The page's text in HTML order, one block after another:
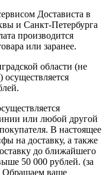
Достависта в
и Санкт-Петербурга
производится
или заранее.
области (не
осуществляется
или любой другой
В настоящее
на доставку, а также
до ближайшего
50 000 рублей. (за
Обращаем ваше